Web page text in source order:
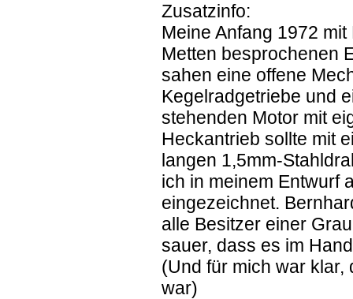
Zusatzinfo:
Meine Anfang 1972
Metten besprochenen
sahen eine offene
Kegelradgetriebe und
stehenden Motor mit
Heckantrieb sollte mit
langen 1,5mm-
ich in meinem Entwurf
eingezeichnet.
alle Besitzer einer
sauer, dass es im
(Und für mich war klar,
war)